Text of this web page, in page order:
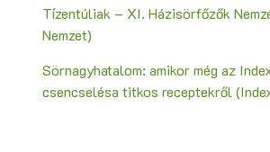
Tízentúliak – XI. Házisörfőzők
Nemzet)
Sörnagyhatalom: amikor még az
csencselésa titkos receptekről